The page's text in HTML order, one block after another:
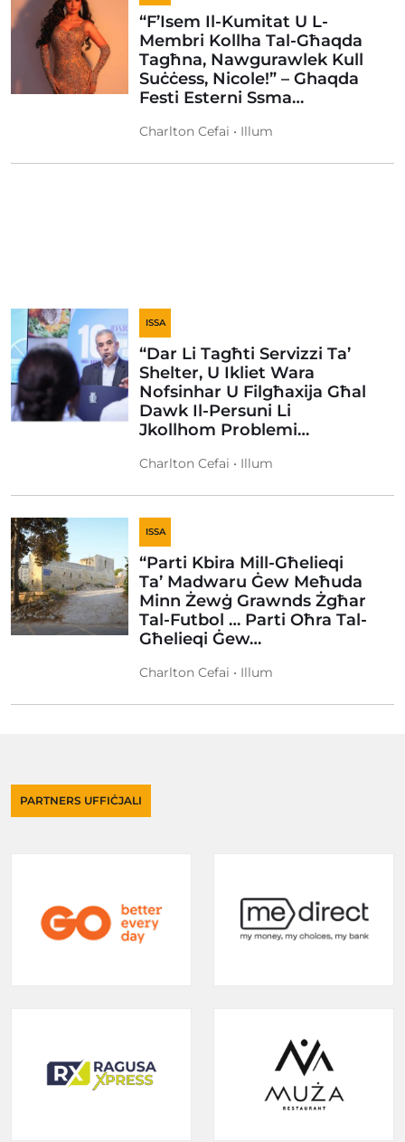
“F’Isem Il-Kumitat U L-
Membri Kollha Tal-Għaqda
Tagħna, Nawgurawlek Kull
Suċċess, Nicole!” – Ghaqda
Festi Esterni Ssma…
Charlton Cefai • Illum
ISSA
“Dar Li Tagħti Servizzi Ta’
Shelter, U Ikliet Wara
Nofsinhar U Filgħaxija Għal
Dawk Il-Persuni Li
Jkollhom Problemi…
Charlton Cefai • Illum
ISSA
“Parti Kbira Mill-Għelieqi
Ta’ Madwaru Ġew Meħuda
Minn Żewġ Grawnds Żgħar
Tal-Futbol … Parti Oħra Tal-
Għelieqi Ġew…
Charlton Cefai • Illum
PARTNERS UFFIĊJALI